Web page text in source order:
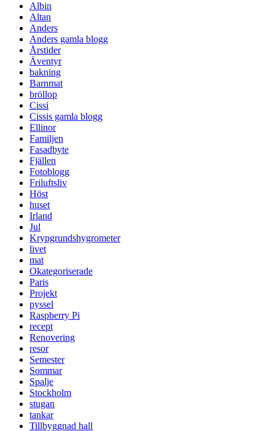
Albin
Altan
Anders
Anders gamla blogg
Årstider
Äventyr
bakning
Barnmat
bröllop
Cissi
Cissis gamla blogg
Ellinor
Familjen
Fasadbyte
Fjällen
Fotoblogg
Friluftsliv
Höst
huset
Irland
Jul
Krypgrundshygrometer
livet
mat
Okategoriserade
Paris
Projekt
pyssel
Raspberry Pi
recept
Renovering
resor
Semester
Sommar
Spalje
Stockholm
stugan
tankar
Tillbyggnad hall